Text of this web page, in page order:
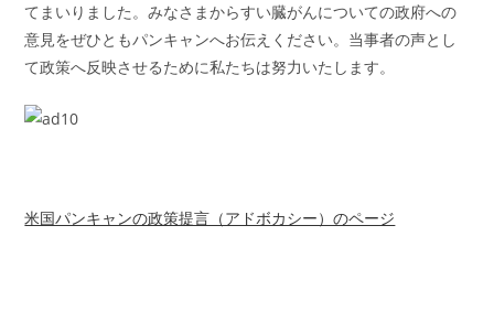
てまいりました。みなさまからすい臓がんについての政府への
意見をぜひともパンキャンへお伝えください。当事者の声とし
て政策へ反映させるために私たちは努力いたします。
米国パンキャンの政策提言（アドボカシー）のページ